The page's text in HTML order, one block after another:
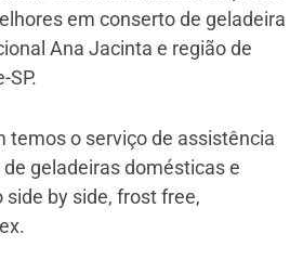
em conserto de geladeira
Ana Jacinta e região de
SP.
temos o serviço de assistência
geladeiras domésticas e
by side, frost free,